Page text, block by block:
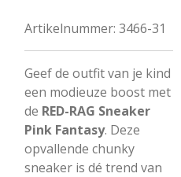
Artikelnummer: 3466-31
Geef de outfit van je kind
een modieuze boost met
de RED-RAG Sneaker
Pink Fantasy. Deze
opvallende chunky
sneaker is dé trend van